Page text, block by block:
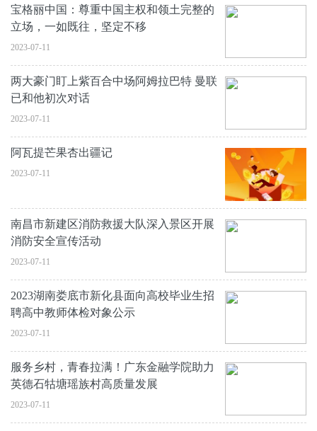
宝格丽中国：尊重中国主权和领土完整的
立场，一如既往，坚定不移
2023-07-11
两大豪门盯上紫百合中场阿姆拉巴特 曼联
已和他初次对话
2023-07-11
阿瓦提芒果杏出疆记
2023-07-11
南昌市新建区消防救援大队深入景区开展
消防安全宣传活动
2023-07-11
2023湖南娄底市新化县面向高校毕业生招
聘高中教师体检对象公示
2023-07-11
服务乡村，青春拉满！广东金融学院助力
英德石牯塘瑶族村高质量发展
2023-07-11